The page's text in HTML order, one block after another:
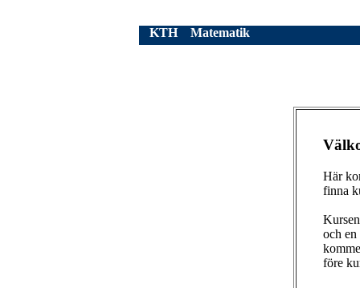
KTH Matematik
Här
finna
och
före